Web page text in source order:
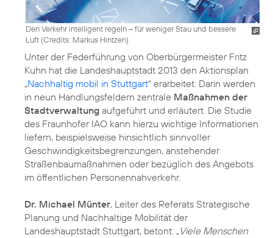
Den Verkehr intelligent regeln – für weniger Stau und bessere
Luft (Credits: Markus Hintzen)
Unter der Federführung von Oberbürgermeister Fritz
Kuhn hat die Landeshauptstadt 2013 den Aktionsplan
„Nachhaltig mobil in Stuttgart“ erarbeitet. Darin werden
in neun Handlungsfeldern zentrale Maßnahmen der
Stadtverwaltung aufgeführt und erläutert. Die Studie
des Fraunhofer IAO kann hierzu wichtige Informationen
liefern, beispielsweise hinsichtlich sinnvoller
Geschwindigkeitsbegrenzungen, anstehender
Straßenbaumaßnahmen oder bezüglich des Angebots
im öffentlichen Personennahverkehr.
Dr. Michael Münter, Leiter des Referats Strategische
Planung und Nachhaltige Mobilität der
Landeshauptstadt Stuttgart, betont: „ Viele Menschen